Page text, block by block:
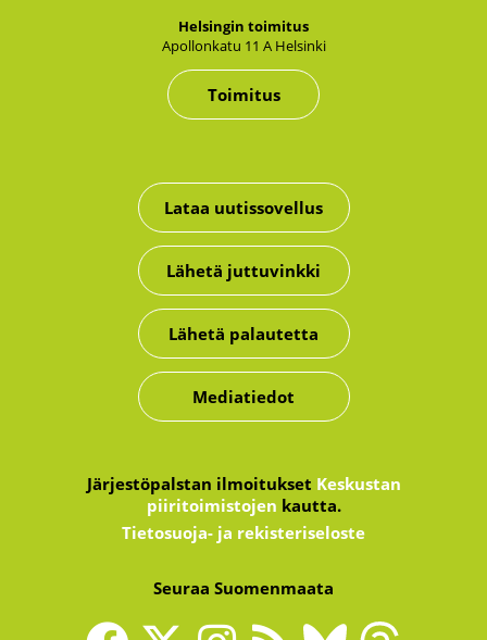
Hel­sin­gin toi­mi­tus
Apol­lon­ka­tu 11 A Hel­sin­ki
Toimitus
Lataa uutissovellus
Lähetä juttuvinkki
Lähetä palautetta
Mediatiedot
Järjestöpalstan ilmoitukset Keskustan
piiritoimistojen kautta.
Tietosuoja- ja rekisteriseloste
Seuraa Suomenmaata